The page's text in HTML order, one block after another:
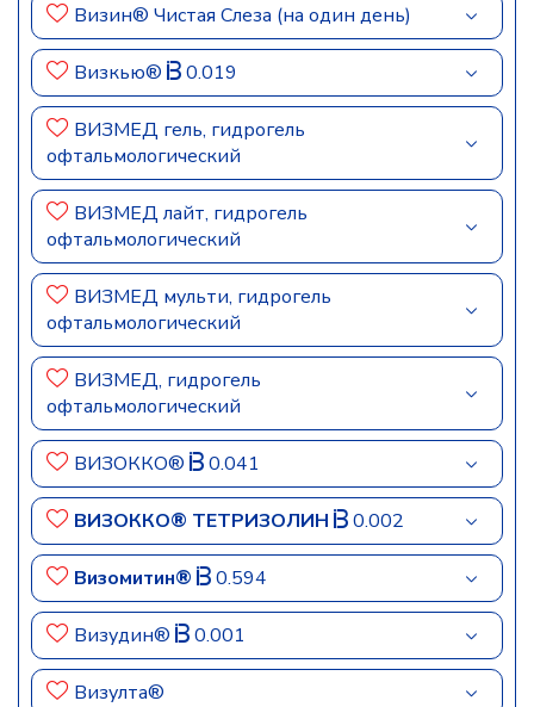
Визин® Чистая Слеза (на один день)
Визкью® 0.019
ВИЗМЕД гель, гидрогель
офтальмологический
ВИЗМЕД лайт, гидрогель
офтальмологический
ВИЗМЕД мульти, гидрогель
офтальмологический
ВИЗМЕД, гидрогель
офтальмологический
ВИЗОККО® 0.041
ВИЗОККО® ТЕТРИЗОЛИН 0.002
Визомитин® 0.594
Визудин® 0.001
Визулта®